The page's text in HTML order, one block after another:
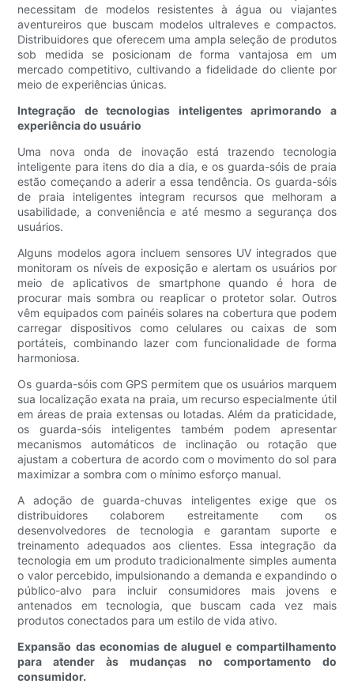
necessitam de modelos resistentes à água ou viajantes
aventureiros que buscam modelos ultraleves e compactos.
Distribuidores que oferecem uma ampla seleção de produtos
sob medida se posicionam de forma vantajosa em um
mercado competitivo, cultivando a fidelidade do cliente por
meio de experiências únicas.
Integração de tecnologias inteligentes aprimorando a
experiência do usuário
Uma nova onda de inovação está trazendo tecnologia
inteligente para itens do dia a dia, e os guarda-sóis de praia
estão começando a aderir a essa tendência. Os guarda-sóis
de praia inteligentes integram recursos que melhoram a
usabilidade, a conveniência e até mesmo a segurança dos
usuários.
Alguns modelos agora incluem sensores UV integrados que
monitoram os níveis de exposição e alertam os usuários por
meio de aplicativos de smartphone quando é hora de
procurar mais sombra ou reaplicar o protetor solar. Outros
vêm equipados com painéis solares na cobertura que podem
carregar dispositivos como celulares ou caixas de som
portáteis, combinando lazer com funcionalidade de forma
harmoniosa.
Os guarda-sóis com GPS permitem que os usuários marquem
sua localização exata na praia, um recurso especialmente útil
em áreas de praia extensas ou lotadas. Além da praticidade,
os guarda-sóis inteligentes também podem apresentar
mecanismos automáticos de inclinação ou rotação que
ajustam a cobertura de acordo com o movimento do sol para
maximizar a sombra com o mínimo esforço manual.
A adoção de guarda-chuvas inteligentes exige que os
distribuidores colaborem estreitamente com os
desenvolvedores de tecnologia e garantam suporte e
treinamento adequados aos clientes. Essa integração da
tecnologia em um produto tradicionalmente simples aumenta
o valor percebido, impulsionando a demanda e expandindo o
público-alvo para incluir consumidores mais jovens e
antenados em tecnologia, que buscam cada vez mais
produtos conectados para um estilo de vida ativo.
Expansão das economias de aluguel e compartilhamento
para atender às mudanças no comportamento do
consumidor.